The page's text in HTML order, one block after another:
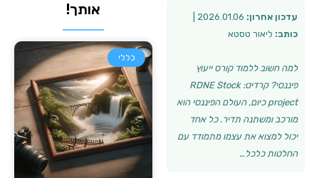
עדכון אחרון:
כותב: ליאור טסטא
למה חשוב ללמוד קורס ייעוץ
פיננסי? קרדיט: RDNE Stock
project כיום, העולם הפיננסי הוא
מורכב ומשתנה תדיר. כל אחד
יכול למצוא את עצמו מתמודד עם
החלטות כלכל…
אותך!
כללי